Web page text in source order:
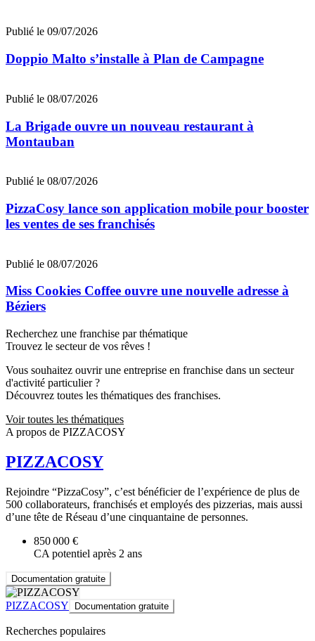
Publié le 09/07/2026
Doppio Malto s’installe à Plan de Campagne
Publié le 08/07/2026
La Brigade ouvre un nouveau restaurant à
Montauban
Publié le 08/07/2026
PizzaCosy lance son application mobile pour booster
les ventes de ses franchisés
Publié le 08/07/2026
Miss Cookies Coffee ouvre une nouvelle adresse à
Béziers
Recherchez une franchise par thématique
Trouvez le secteur de vos rêves !
Vous souhaitez ouvrir une entreprise en franchise dans un secteur
d'activité particulier ?
Découvrez toutes les thématiques des franchises.
Voir toutes les thématiques
A propos de PIZZACOSY
PIZZACOSY
Rejoindre “PizzaCosy”, c’est bénéficier de l’expérience de plus de
500 collaborateurs, franchisés et employés des pizzerias, mais aussi
d’une tête de Réseau d’une cinquantaine de personnes.
850 000 €
CA potentiel après 2 ans
Documentation gratuite
PIZZACOSY Documentation gratuite
Recherches populaires